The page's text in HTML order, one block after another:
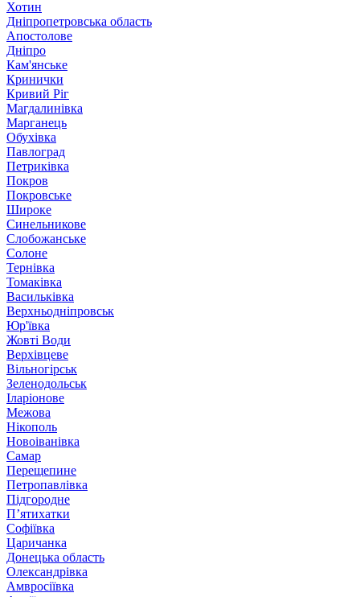
Хотин
Дніпропетровська область
Апостолове
Дніпро
Кам'янське
Кринички
Кривий Ріг
Магдалинівка
Марганець
Обухівка
Павлоград
Петриківка
Покров
Покровське
Широке
Синельникове
Слобожанське
Солоне
Тернівка
Томаківка
Васильківка
Верхньодніпровськ
Юр'ївка
Жовті Води
Верхівцеве
Вільногірськ
Зеленодольськ
Іларіонове
Межова
Нікополь
Новоіванівка
Самар
Перещепине
Петропавлівка
Підгородне
П’ятихатки
Софіївка
Царичанка
Донецька область
Олександрівка
Амвросіївка